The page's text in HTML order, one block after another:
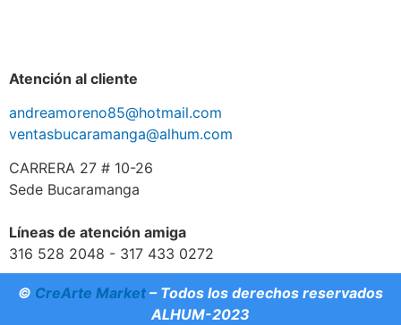
Atención al cliente
andreamoreno85@hotmail.com
ventasbucaramanga@alhum.com
CARRERA 27 # 10-26
Sede Bucaramanga
Líneas de atención amiga
316 528 2048 - 317 433 0272
© CreArte Market – Todos los derechos reservados
ALHUM-2023